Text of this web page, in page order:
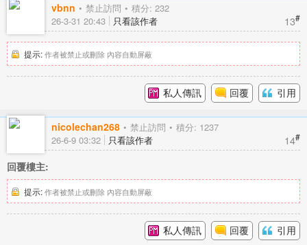
vbnn 禁止訪問 積分: 232
13#
26-3-31 20:43 只看該作者
提示: 作者被禁止或刪除 內容自動屏蔽
私人傳訊 回覆 引用
nicolechan268 禁止訪問 積分: 1237
14#
26-6-9 03:32 只看該作者
回覆樓主:
提示: 作者被禁止或刪除 內容自動屏蔽
私人傳訊 回覆 引用